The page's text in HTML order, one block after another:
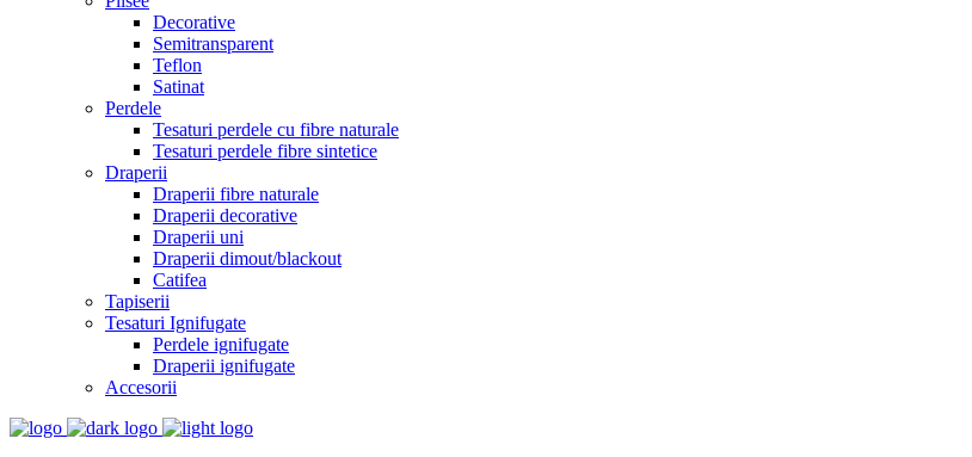
Decorative
Semitransparent
Teflon
Satinat
Perdele
Tesaturi perdele cu fibre naturale
Tesaturi perdele fibre sintetice
Draperii
Draperii fibre naturale
Draperii decorative
Draperii uni
Draperii dimout/blackout
Catifea
Tapiserii
Tesaturi Ignifugate
Perdele ignifugate
Draperii ignifugate
Accesorii